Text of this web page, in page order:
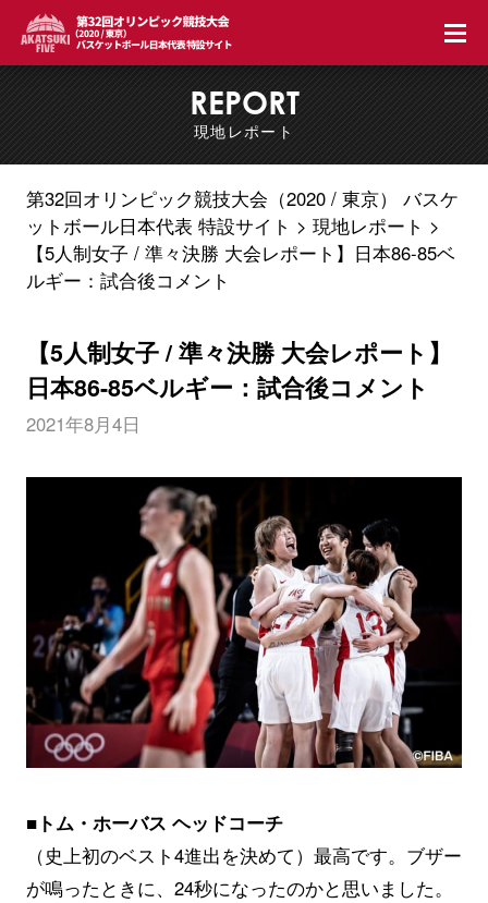
第
REPORT
現地レポート
第32回オリンピック競技大会（2020 / 東京） バスケ
ットボール日本代表 特設サイト
現地レポート
【5人制女子 / 準々決勝 大会レポート】日本86-85ベ
ルギー：試合後コメント
【5人制女子 / 準々決勝 大会レポート】
日本86-85ベルギー：試合後コメント
2021年8月4日
■トム・ホーバス ヘッドコーチ
（史上初のベスト4進出を決めて）最高です。ブザー
が鳴ったときに、24秒になったのかと思いました。